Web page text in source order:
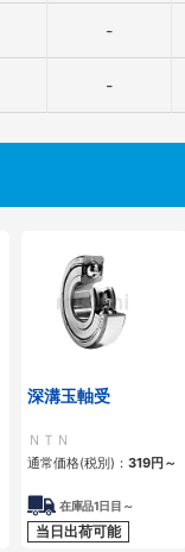
-
-
深溝玉軸受
ＮＴＮ
通常価格(税別)： 319円 ～
在庫品1日目～
当日出荷可能